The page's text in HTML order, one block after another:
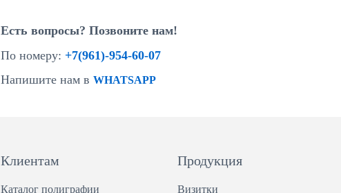
Есть вопросы? Позвоните нам!
По номеру: +7(961)-954-60-07
Напишите нам в WHATSAPP
Клиентам
Каталог полиграфии
Продукция
Визитки